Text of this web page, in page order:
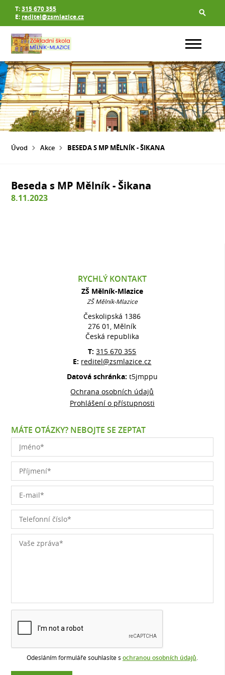
T:315 670 355
E: reditel@zsmlazice.cz
Úvod Akce BESEDA S MP MĚLNÍK - ŠIKANA
Beseda s MP Mělník - Šikana
8.11.2023
RYCHLÝ KONTAKT
ZŠ Mělník-Mlazice
ZŠ Mělník-Mlazice
Českolipská 1386
276 01, Mělník
Česká republika
T:315 670 355
E: reditel@zsmlazice.cz
Datová schránka: t5jmppu
Ochrana osobních údajů
Prohlášení o přístupnosti
MÁTE OTÁZKY? NEBOJTE SE ZEPTAT
Odesláním formuláře souhlasíte s ochranou osobních údajů